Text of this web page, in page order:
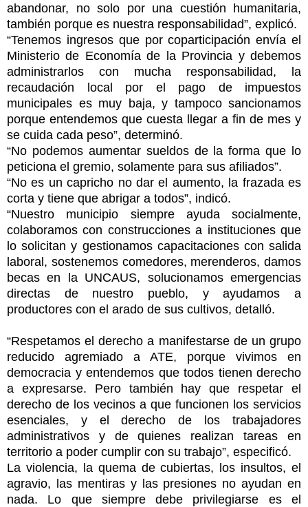
abandonar, no solo por una cuestión humanitaria,
también porque es nuestra responsabilidad”, explicó.
“Tenemos ingresos que por coparticipación envía el
Ministerio de Economía de la Provincia y debemos
administrarlos con mucha responsabilidad, la
recaudación local por el pago de impuestos
municipales es muy baja, y tampoco sancionamos
porque entendemos que cuesta llegar a fin de mes y
se cuida cada peso”, determinó.
“No podemos aumentar sueldos de la forma que lo
peticiona el gremio, solamente para sus afiliados”.
“No es un capricho no dar el aumento, la frazada es
corta y tiene que abrigar a todos”, indicó.
“Nuestro municipio siempre ayuda socialmente,
colaboramos con construcciones a instituciones que
lo solicitan y gestionamos capacitaciones con salida
laboral, sostenemos comedores, merenderos, damos
becas en la UNCAUS, solucionamos emergencias
directas de nuestro pueblo, y ayudamos a
productores con el arado de sus cultivos, detalló.
“Respetamos el derecho a manifestarse de un grupo
reducido agremiado a ATE, porque vivimos en
democracia y entendemos que todos tienen derecho
a expresarse. Pero también hay que respetar el
derecho de los vecinos a que funcionen los servicios
esenciales, y el derecho de los trabajadores
administrativos y de quienes realizan tareas en
territorio a poder cumplir con su trabajo”, especificó.
La violencia, la quema de cubiertas, los insultos, el
agravio, las mentiras y las presiones no ayudan en
nada. Lo que siempre debe privilegiarse es el